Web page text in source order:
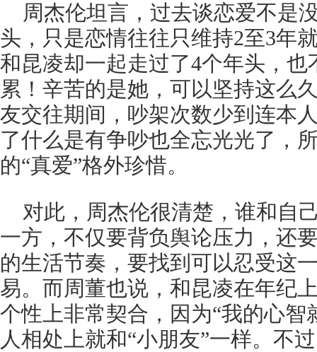
周杰伦坦言，过去谈恋爱不是
头，只是恋情往往只维持2至3年
和昆凌却一起走过了4个年头，也
累！辛苦的是她，可以坚持这么
友交往期间，吵架次数少到连本
了什么是有争吵也全忘光光了，
的“真爱”格外珍惜。
对此，周杰伦很清楚，谁和自
一方，不仅要背负舆论压力，还
的生活节奏，要找到可以忍受这
易。而周董也说，和昆凌在年纪
个性上非常契合，因为“我的心智
人相处上就和“小朋友”一样。不